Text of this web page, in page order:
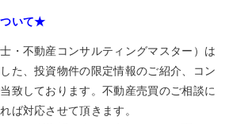
いて★
・不動産コンサルティングマスター）は
た、投資物件の限定情報のご紹介、コン
致しております。不動産売買のご相談に
ば対応させて頂きます。